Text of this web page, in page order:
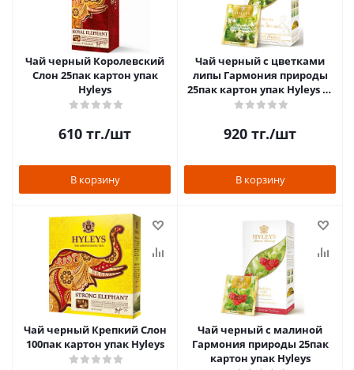
Чай черный Королевский
Слон 25пак картон упак
Hyleys
610 тг./шт
В корзину
Чай черный с цветками
липы Гармония природы
25пак картон упак Hyleys 25
пак
920 тг./шт
В корзину
Чай черный Крепкий Слон
100пак картон упак Hyleys
Чай черный с малиной
Гармония природы 25пак
картон упак Hyleys